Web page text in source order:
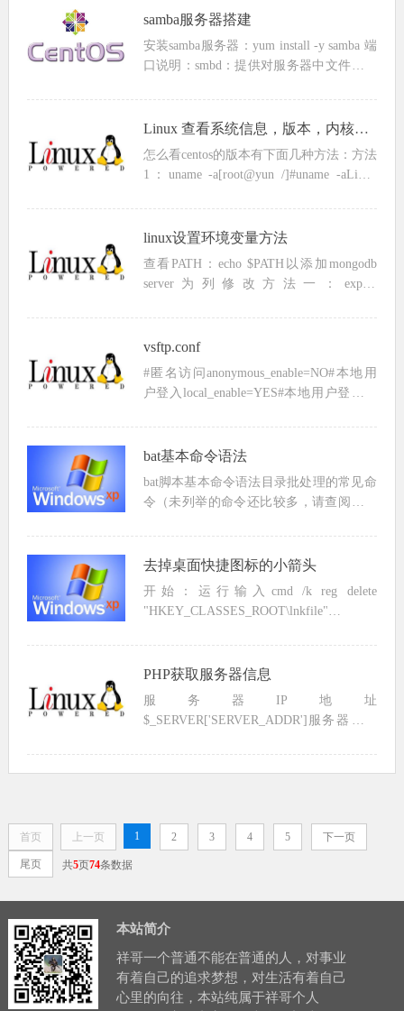
三种权限。但是在实际工作中...
samba服务器搭建
安装samba服务器：yum install -y samba 端
口说明：smbd：提供对服务器中文件、打
Linux 查看系统信息，版本，内核、CPU
怎么看centos的版本有下面几种方法：方法
1：uname -a[root@yun /]#uname -aLinux
linux设置环境变量方法
查看PATH：echo $PATH以添加mongodb
server为列修改方法一：export
vsftp.conf
#匿名访问anonymous_enable=NO#本地用
户登入local_enable=YES#本地用户登入默
bat基本命令语法
bat脚本基本命令语法目录批处理的常见命
令（未列举的命令还比较多，请查阅帮助
COLOR7、mode...
去掉桌面快捷图标的小箭头
开始：运行输入cmd /k reg delete
"HKEY_CLASSES_ROOT\lnkfile" /v
PHP获取服务器信息
服务器IP地址
$_SERVER['SERVER_ADDR']服务器域名
首页 上一页 1 2 3 4 5 下一页
尾页 共5页74条数据
本站简介
祥哥一个普通不能在普通的人，对事业
有着自己的追求梦想，对生活有着自己
心里的向往，本站纯属于祥哥个人